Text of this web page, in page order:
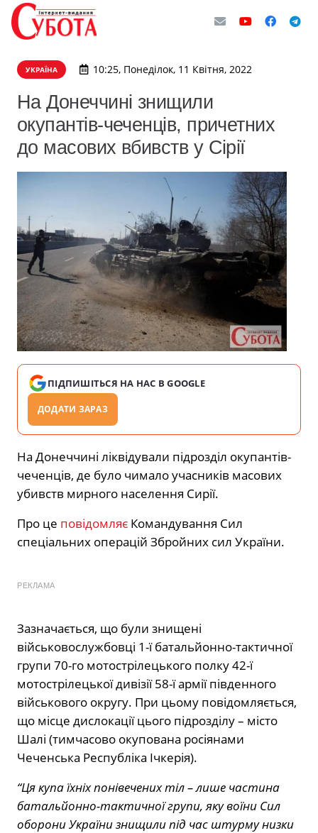
УКРАЇНА 10:25, Понеділок, 11 Квітня, 2022
На Донеччині знищили
окупантів-чеченців, причетних
до масових вбивств у Сірії
ПІДПИШІТЬСЯ НА НАС В GOOGLE
ДОДАТИ ЗАРАЗ
На Донеччині ліквідували підрозділ окупантів-
чеченців, де було чимало учасників масових
убивств мирного населення Сирії.
Про це повідомляє Командування Сил
спеціальних операцій Збройних сил України.
РЕКЛАМА
Зазначається, що були знищені
військовослужбовці 1-ї батальйонно-тактичної
групи 70-го мотострілецького полку 42-ї
мотострілецької дивізії 58-ї армії південного
військового округу. При цьому повідомляється,
що місце дислокації цього підрозділу – місто
Шалі (тимчасово окупована росіянами
Чеченська Республіка Ічкерія).
“Ця купа їхніх понівечених тіл – лише частина
батальйонно-тактичної групи, яку воїни Сил
оборони України знищили під час штурму низки